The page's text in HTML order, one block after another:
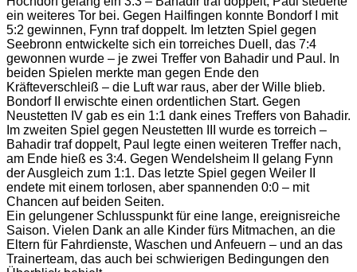
ein weiteres Tor bei. Gegen Hailfingen konnte Bondorf I mit
5:2 gewinnen, Fynn traf doppelt. Im letzten Spiel gegen
Seebronn entwickelte sich ein torreiches Duell, das 7:4
gewonnen wurde – je zwei Treffer von Bahadir und Paul. In
beiden Spielen merkte man gegen Ende den
Kräfteverschleiß – die Luft war raus, aber der Wille blieb.
Bondorf II erwischte einen ordentlichen Start. Gegen
Neustetten IV gab es ein 1:1 dank eines Treffers von Bahadir.
Im zweiten Spiel gegen Neustetten III wurde es torreich –
Bahadir traf doppelt, Paul legte einen weiteren Treffer nach,
am Ende hieß es 3:4. Gegen Wendelsheim II gelang Fynn
der Ausgleich zum 1:1. Das letzte Spiel gegen Weiler II
endete mit einem torlosen, aber spannenden 0:0 – mit
Chancen auf beiden Seiten.
Ein gelungener Schlusspunkt für eine lange, ereignisreiche
Saison. Vielen Dank an alle Kinder fürs Mitmachen, an die
Eltern für Fahrdienste, Waschen und Anfeuern – und an das
Trainerteam, das auch bei schwierigen Bedingungen den